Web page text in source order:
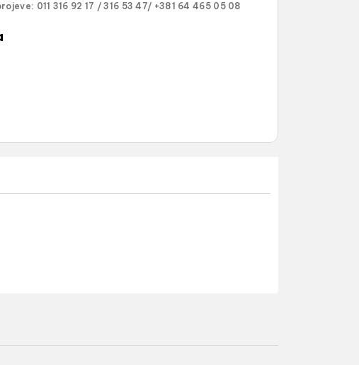
011 316 92 17 / 316 53 47/ +381 64 465 05 08